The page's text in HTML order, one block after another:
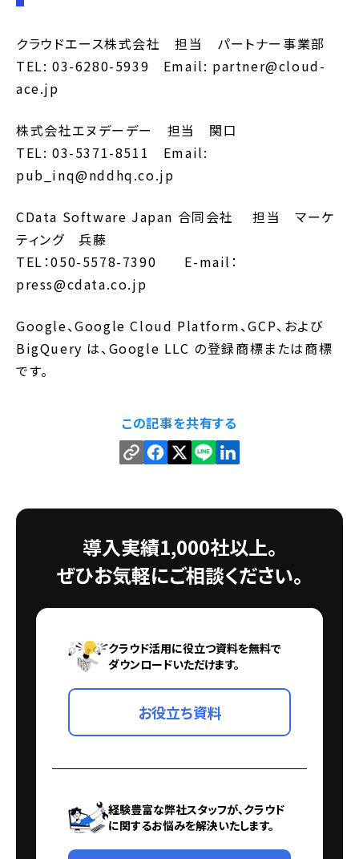
クラウドエース株式会社 担当 パートナー事業部
TEL: 03-6280-5939 Email: partner@cloud-
ace.jp
株式会社エヌデーデー 担当 関口
TEL: 03-5371-8511 Email:
pub_inq@nddhq.co.jp
CData Software Japan 合同会社 担当 マーケ
ティング 兵藤
TEL：050-5578-7390 E-mail：
press@cdata.co.jp
Google、Google Cloud Platform、GCP、および
BigQuery は、Google LLC の登録商標または商標
です。
この記事を共有する
導入実績1,000社以上。
ぜひお気軽にご相談ください。
クラウド活用に役立つ資料を無料で
ダウンロードいただけます。
お役立ち資料
経験豊富な弊社スタッフが、クラウド
に関するお悩みを解決いたします。